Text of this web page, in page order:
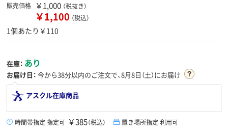
販売価格 ￥1,000 （税抜き）
￥1,100 （税込）
1個あたり￥110
在庫： あり
お届け日： 今から38分以内のご注文で、8月8日（土）にお届け
アスクル在庫商品
時間帯指定 指定可 ￥385（税込） 置き場所指定 利用可